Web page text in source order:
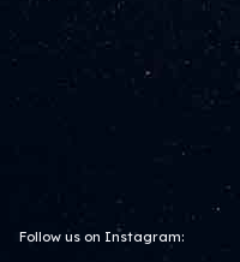
Follow us on Instagram: